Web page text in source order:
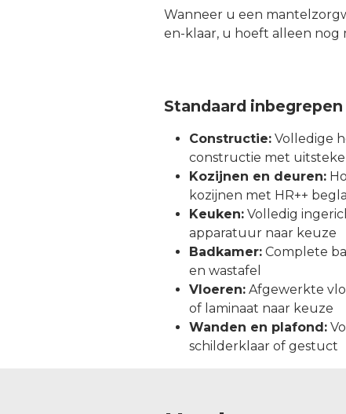
Wanneer u een
en-klaar, u hoeft alleen nog
Standaard inbegrepen
Constructie: Volledige
constructie met
Kozijnen en deuren:
kozijnen met HR++
Keuken: Volledig
apparatuur naar keuze
Badkamer: Complete
en wastafel
Vloeren: Afgewerkte
of laminaat naar keuze
Wanden en plafond:
schilderklaar of gestuct